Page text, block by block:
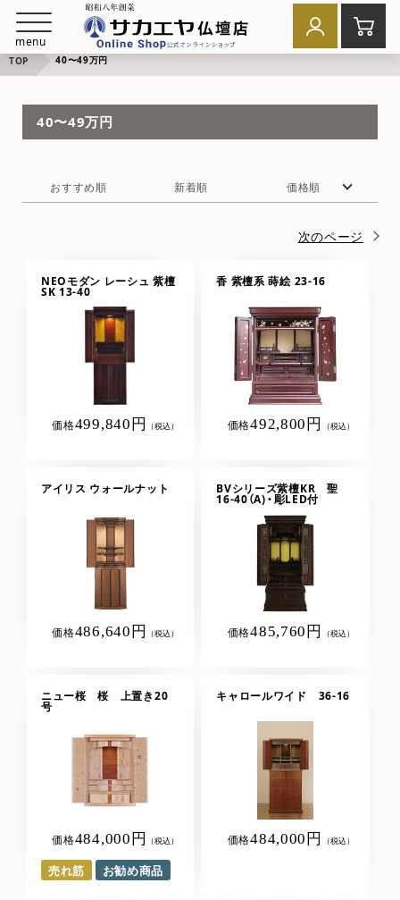
menu
TOP 40〜49万円
40〜49万円
おすすめ順 新着順 価格順
次のページ
NEOモダン レーシュ 紫檀
SK 13-40
価格499,840円 （税込）
香 紫檀系 蒔絵 23-16
価格492,800円 （税込）
アイリス ウォールナット
価格486,640円 （税込）
BVシリーズ紫檀KR 聖
16-40（A)・彫LED付
価格485,760円 （税込）
ニュー桜 桜 上置き20
号
価格484,000円 （税込）
売れ筋 お勧め商品
キャロールワイド 36-16
価格484,000円 （税込）